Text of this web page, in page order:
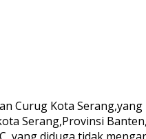
Curug Kota Serang,yang
Serang,Provinsi Banten,